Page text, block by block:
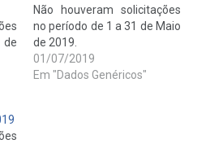
Não houveram solicitações
no período de 1 a 31 de Maio
de 2019.
01/07/2019
Em "Dados Genéricos"